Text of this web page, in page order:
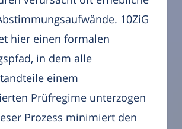
10ZiG
hier einen formalen
in dem alle
einem
Prüfregime unterzogen
Prozess minimiert den